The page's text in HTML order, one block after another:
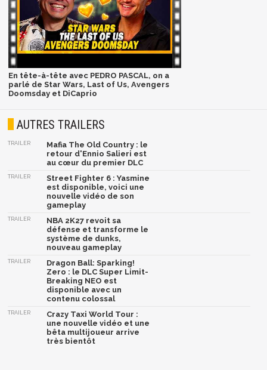
En tête-à-tête avec PEDRO PASCAL, on a
parlé de Star Wars, Last of Us, Avengers
Doomsday et DiCaprio
AUTRES TRAILERS
TRAILER
Mafia The Old Country : le
retour d'Ennio Salieri est
au cœur du premier DLC
TRAILER
Street Fighter 6 : Yasmine
est disponible, voici une
nouvelle vidéo de son
gameplay
TRAILER
NBA 2K27 revoit sa
défense et transforme le
système de dunks,
nouveau gameplay
TRAILER
Dragon Ball: Sparking!
Zero : le DLC Super Limit-
Breaking NEO est
disponible avec un
contenu colossal
TRAILER
Crazy Taxi World Tour :
une nouvelle vidéo et une
bêta multijoueur arrive
très bientôt